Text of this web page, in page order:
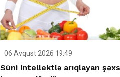
06 Avqust 2026 19:49
Süni intellektlə arıqlayan şəxs